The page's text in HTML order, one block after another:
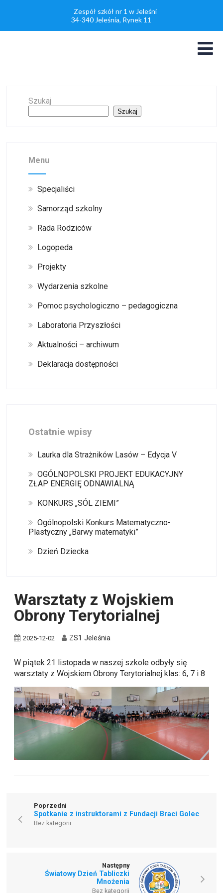
Zespół szkół nr 1 w Jeleśni
34-340 Jeleśnia, Rynek 11
Szukaj
Szukaj
Menu
Specjaliści
Samorząd szkolny
Rada Rodziców
Logopeda
Projekty
Wydarzenia szkolne
Pomoc psychologiczno – pedagogiczna
Laboratoria Przyszłości
Aktualności – archiwum
Deklaracja dostępności
Ostatnie wpisy
Laurka dla Strażników Lasów – Edycja V
OGÓLNOPOLSKI PROJEKT EDUKACYJNY
ZŁAP ENERGIĘ ODNAWIALNĄ
KONKURS „SÓL ZIEMI”
Ogólnopolski Konkurs Matematyczno-
Plastyczny „Barwy matematyki”
Dzień Dziecka
Warsztaty z Wojskiem
Obrony Terytorialnej
2025-12-02 ZS1 Jeleśnia
W piątek 21 listopada w naszej szkole odbyły się
warsztaty z Wojskiem Obrony Terytorialnej klas: 6, 7 i 8
Poprzedni
Spotkanie z instruktorami z Fundacji Braci Golec
Bez kategorii
Następny
Światowy Dzień Tabliczki
Mnożenia
Bez kategorii